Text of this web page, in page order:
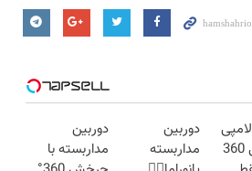
چرخشی 360
دوربین
مداربسته
دوربین
مداربسته با